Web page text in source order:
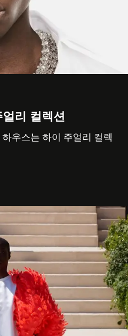
리 컬렉션
우스는 하이 주얼리 컬렉